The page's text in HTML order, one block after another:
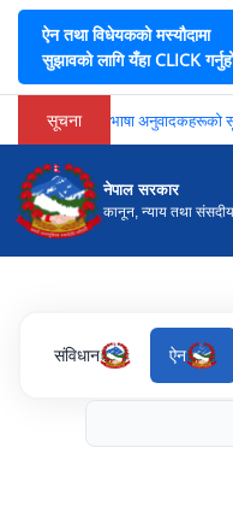
ऐन तथा विधेयकको मस्यौदामा
सुझावको लागि यँहा CLICK
सूचना भाषा अनुवादकहरूको
नेपाल सरकार
कानून, न्याय तथा संसदीय
संविधान ऐन